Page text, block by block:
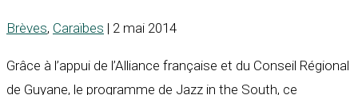
Brèves, Caraïbes | 2 mai 2014
Grâce à l’appui de l’Alliance française et du Conseil Régional
de Guyane, le programme de Jazz in the South, ce